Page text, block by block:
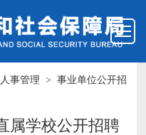
人事管理 > 事业单位公开招
属学校公开招聘